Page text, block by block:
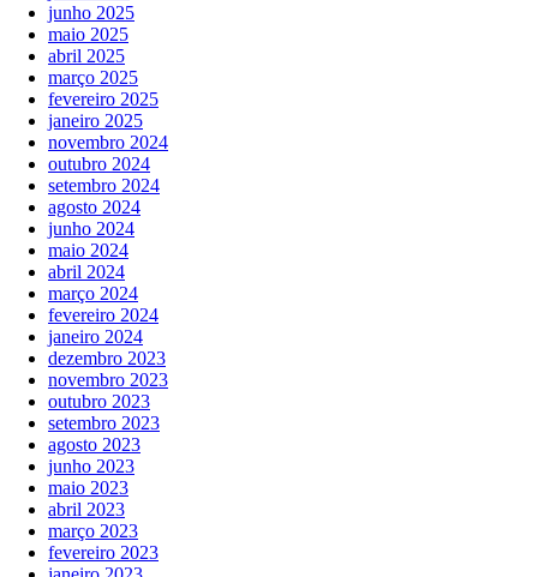
junho 2025
maio 2025
abril 2025
março 2025
fevereiro 2025
janeiro 2025
novembro 2024
outubro 2024
setembro 2024
agosto 2024
junho 2024
maio 2024
abril 2024
março 2024
fevereiro 2024
janeiro 2024
dezembro 2023
novembro 2023
outubro 2023
setembro 2023
agosto 2023
junho 2023
maio 2023
abril 2023
março 2023
fevereiro 2023